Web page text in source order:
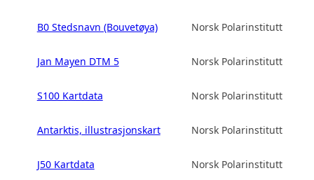
B0 Stedsnavn (Bouvetøya) Norsk Polarinstitutt
Jan Mayen DTM 5 Norsk Polarinstitutt
S100 Kartdata Norsk Polarinstitutt
Antarktis, illustrasjonskart Norsk Polarinstitutt
J50 Kartdata Norsk Polarinstitutt